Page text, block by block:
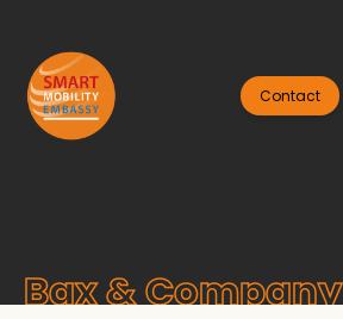
Contact
Bax & Company